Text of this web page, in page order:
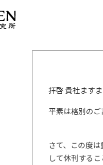
拝啓 貴社ます
平素は格別のご
さて、この度
して休刊する